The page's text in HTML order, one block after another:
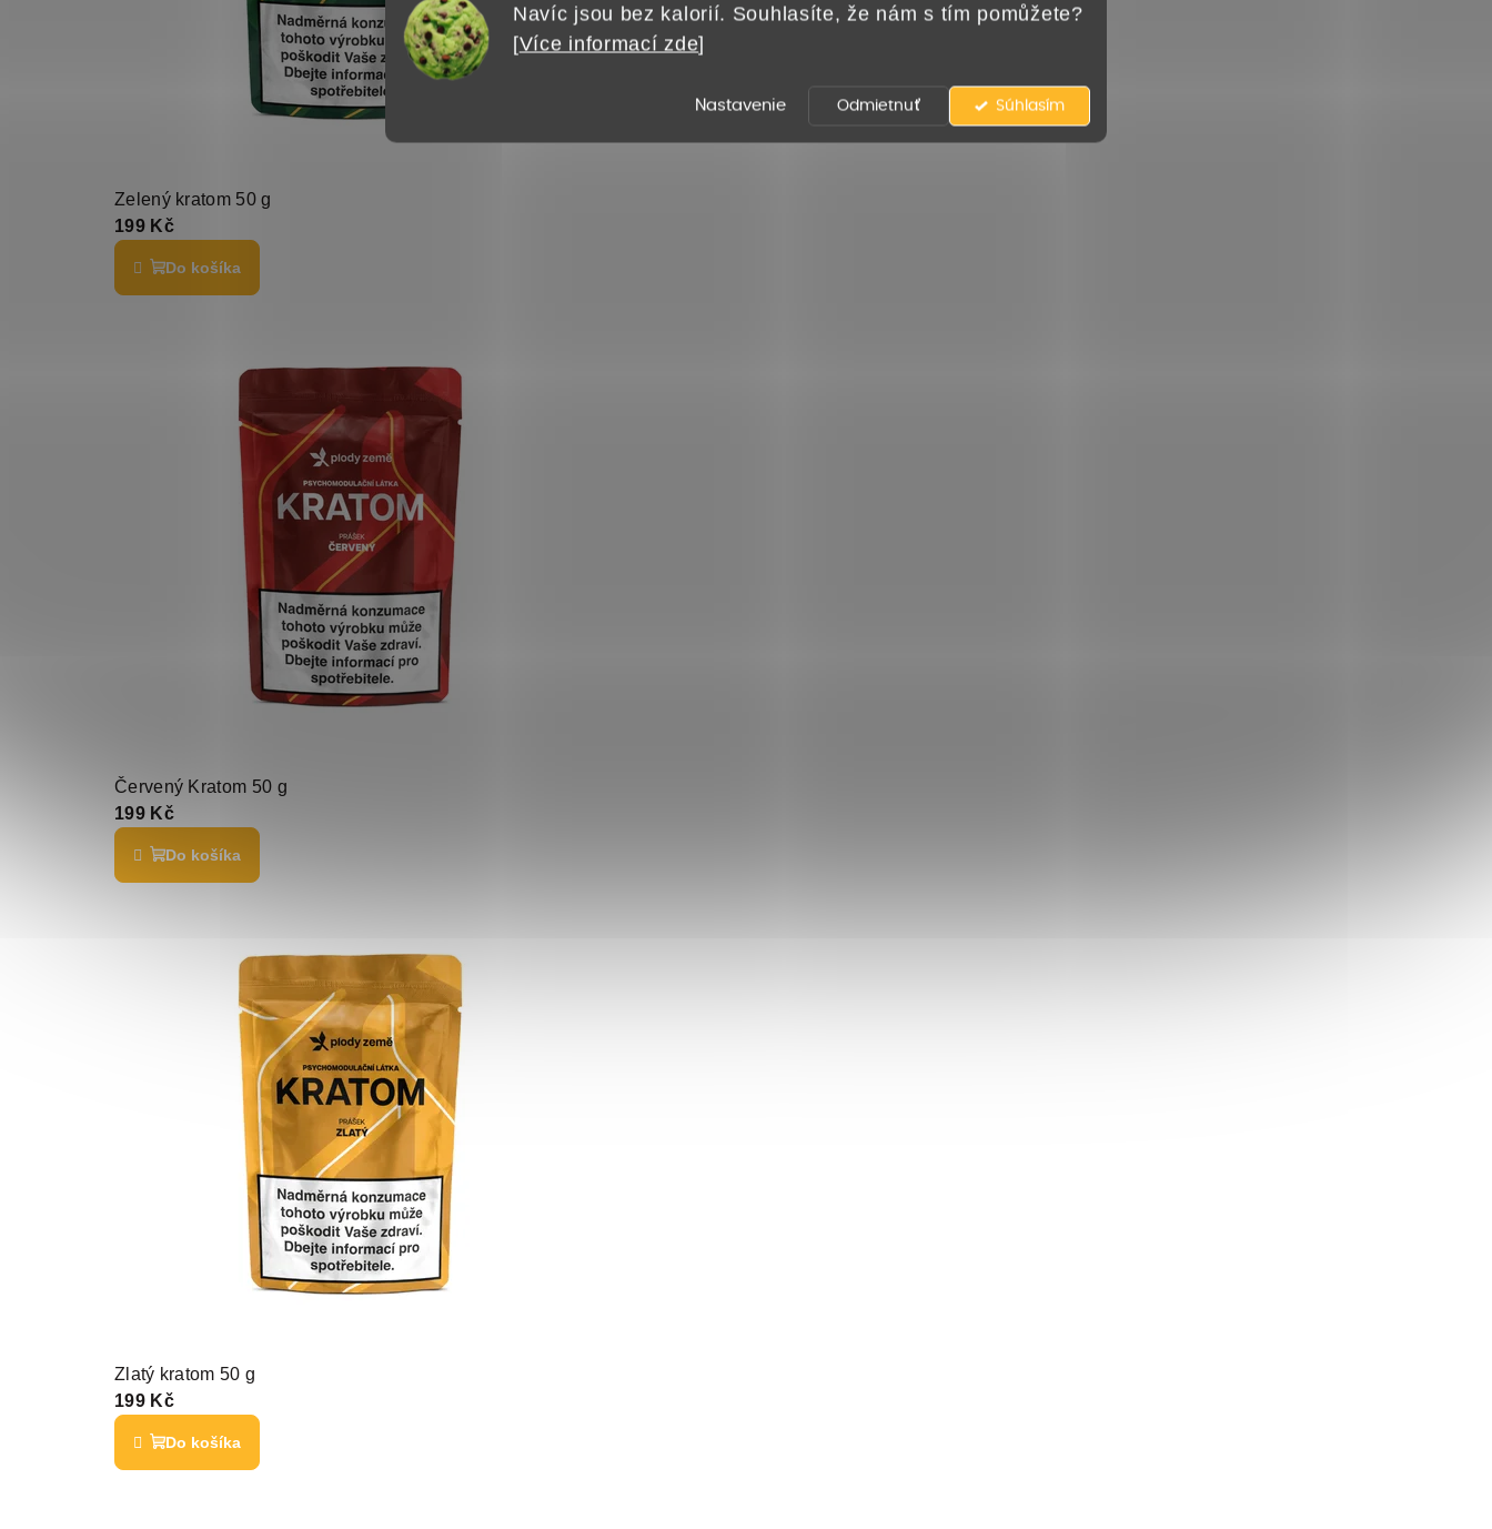
Navíc jsou bez kalorií. Souhlasíte, že nám s tím pomůžete?
[Více informací zde]
Súhlasím
Odmietnuť
Nastavenie
Zelený kratom 50 g
199 Kč
Do košíka
Červený Kratom 50 g
199 Kč
Do košíka
Zlatý kratom 50 g
199 Kč
Do košíka